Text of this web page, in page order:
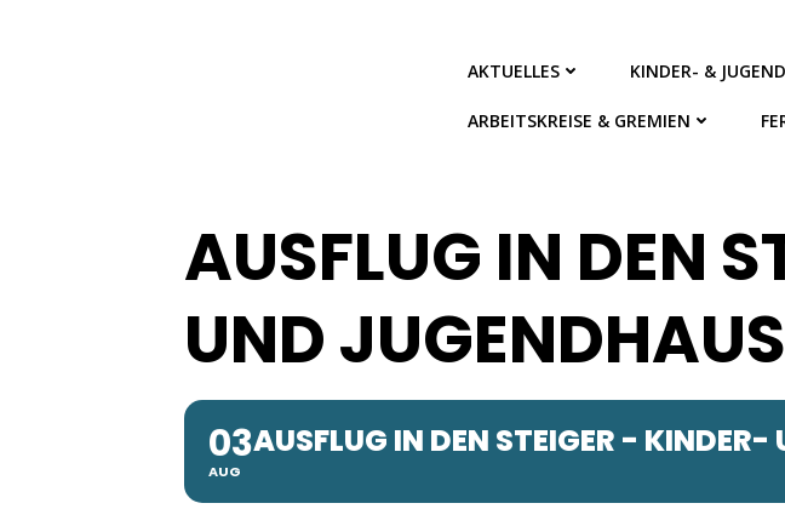
AKTUELLES KINDER- &
ARBEITSKREISE & GREMIEN
AUSFLUG IN DEN
UND
03
AUG
AUSFLUG IN DEN STEIGER - KINDER-